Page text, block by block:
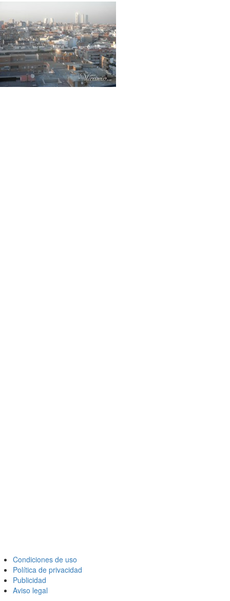
Condiciones de uso
Política de privacidad
Publicidad
Aviso legal